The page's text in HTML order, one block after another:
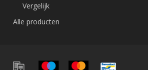
Vergelijk
Alle producten